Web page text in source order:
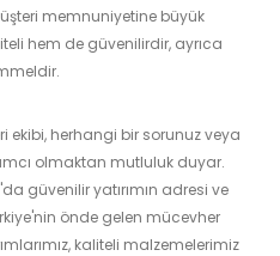
memnuniyetine büyük
hem de güvenilirdir, ayrıca
ekibi, herhangi bir sorunuz veya
olmaktan mutluluk duyar.
güvenilir yatırımın adresi ve
önde gelen mücevher
kaliteli malzemelerimiz